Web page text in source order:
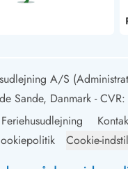
A/S
Sande, Danmark -
Cookie-